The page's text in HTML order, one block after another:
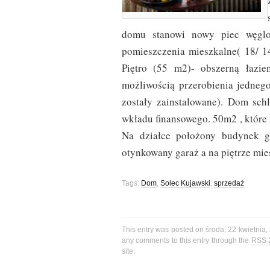
domu stanowi nowy piec
pomieszczenia mieszkalne( 18/
Piętro (55 m2)- obszerną
możliwością przerobienia
zostały zainstalowane). Dom
wkładu finansowego. 50m2 ,
Na działce położony
otynkowany garaż a na piętrze
Tags: Dom, Solec Kujawski, sprzedaż
This entry was posted on środa, 22
any comments to this entry through the RSS
site.